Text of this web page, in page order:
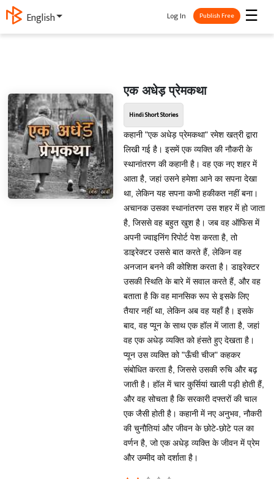
English ☰
Log In Publish Free
एक अधेड़ प्रेमकथा
Hindi Short Stories
कहानी "एक अधेड़ प्रेमकथा" रमेश खत्री द्वारा
लिखी गई है। इसमें एक व्यक्ति की नौकरी के
स्थानांतरण की कहानी है। वह एक नए शहर में
आता है, जहां उसने हमेशा आने का सपना देखा
था, लेकिन यह सपना कभी हकीकत नहीं बना।
अचानक उसका स्थानांतरण उस शहर में हो जाता
है, जिससे वह बहुत खुश है। जब वह ऑफिस में
अपनी ज्वाइनिंग रिपोर्ट पेश करता है, तो
डाइरेक्टर उससे बात करते हैं, लेकिन वह
अनजान बनने की कोशिश करता है। डाइरेक्टर
उसकी स्थिति के बारे में सवाल करते हैं, और वह
बताता है कि वह मानसिक रूप से इसके लिए
तैयार नहीं था, लेकिन अब वह यहाँ है। इसके
बाद, वह प्यून के साथ एक हॉल में जाता है, जहां
वह एक अधेड़ व्यक्ति को हंसते हुए देखता है।
प्यून उस व्यक्ति को "ऊँची चीज" कहकर
संबोधित करता है, जिससे उसकी रुचि और बढ़
जाती है। हॉल में चार कुर्सियां खाली पड़ी होती हैं,
और वह सोचता है कि सरकारी दफ्तरों की चाल
एक जैसी होती है। कहानी में नए अनुभव, नौकरी
की चुनौतियां और जीवन के छोटे-छोटे पल का
वर्णन है, जो एक अधेड़ व्यक्ति के जीवन में प्रेम
और उम्मीद को दर्शाता है।